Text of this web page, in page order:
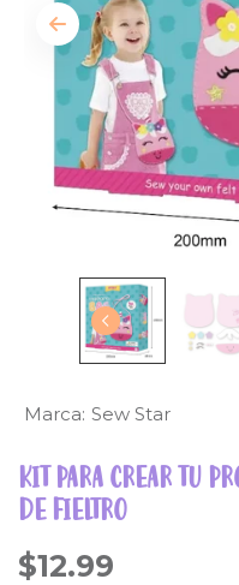
Marca: Sew Star
KIT PARA CREAR TU
DE FIELTRO
$12.99